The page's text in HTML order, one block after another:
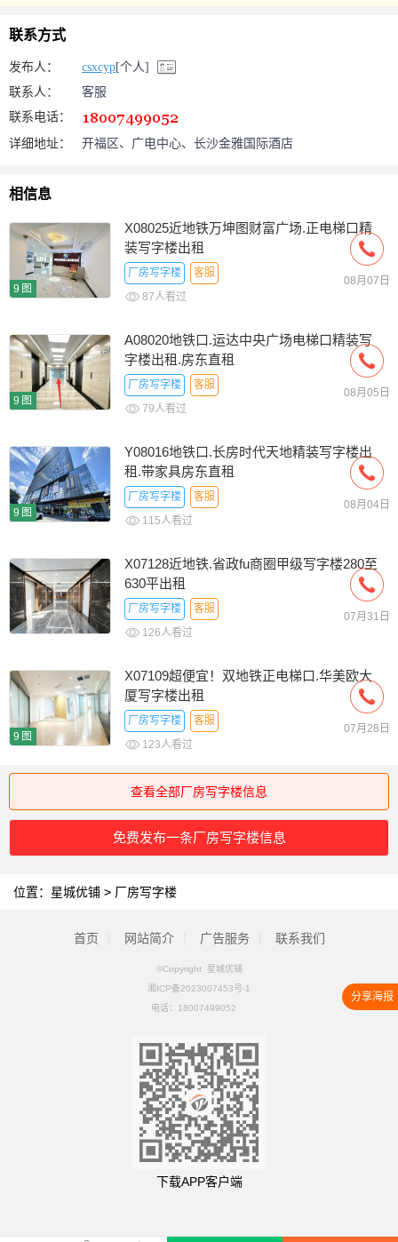
联系方式
发布人： csxcyp[个人]
联系人：
客服
联系电话：
详细地址：
开福区、广电中心、长沙金雅国际酒店
相信息
9图
X08025近地铁万坤图财富广场.正电梯口精
装写字楼出租
厂房写字楼
客服
87人看过
08月07日
9图
A08020地铁口.运达中央广场电梯口精装写
字楼出租.房东直租
厂房写字楼
客服
79人看过
08月05日
9图
Y08016地铁口.长房时代天地精装写字楼出
租.带家具房东直租
厂房写字楼
客服
115人看过
08月04日
X07128近地铁.省政fu商圈甲级写字楼280至
630平出租
厂房写字楼
客服
126人看过
07月31日
9图
X07109超便宜！双地铁正电梯口.华美欧大
厦写字楼出租
厂房写字楼
客服
123人看过
07月28日
查看全部厂房写字楼信息
免费发布一条厂房写字楼信息
位置： 星城优铺 > 厂房写字楼
首页 网站简介 广告服务 联系我们
©Copyright 星城优铺
湘ICP备2023007453号-1
电话： 18007499052
下载APP客户端
分享海报